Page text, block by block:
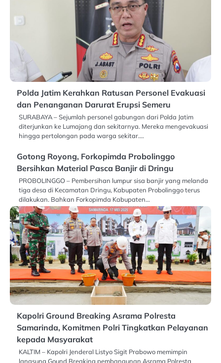
Polda Jatim Kerahkan Ratusan Personel Evakuasi
dan Penanganan Darurat Erupsi Semeru
SURABAYA – Sejumlah personel gabungan dari Polda Jatim
diterjunkan ke Lumajang dan sekitarnya. Mereka mengevakuasi
hingga pertolongan pada warga sekitar.…
Gotong Royong, Forkopimda Probolinggo
Bersihkan Material Pasca Banjir di Dringu
PROBOLINGGO – Pembersihan lumpur sisa banjir yang melanda
tiga desa di Kecamatan Dringu, Kabupaten Probolinggo terus
dilakukan. Bahkan Forkopimda Kabupaten…
Kapolri Ground Breaking Asrama Polresta
Samarinda, Komitmen Polri Tingkatkan Pelayanan
kepada Masyarakat
KALTIM – Kapolri Jenderal Listyo Sigit Prabowo memimpin
langsung Gound Breaking pembangunan Asrama Polresta